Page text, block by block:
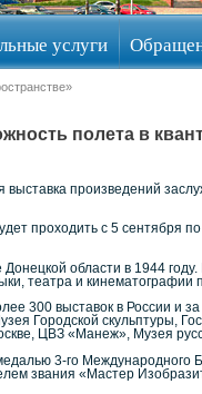
услуги
полета в
произведений
проходить с 5 сентября
области в 1944
театра и кинематографии
300 выставок в России и
Городской скульптуры,
ЦВЗ «Манеж», Музея
3-го
звания «Мастер